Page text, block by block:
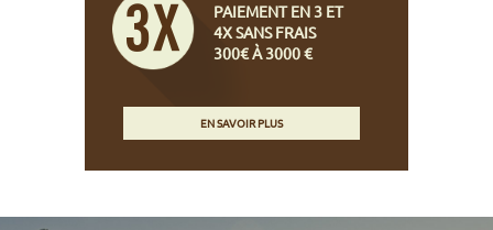
PAIEMENT EN 3 ET
4X SANS FRAIS
300€ À 3000 €
EN SAVOIR PLUS